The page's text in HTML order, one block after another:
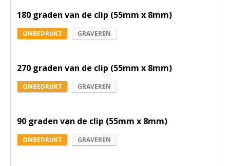
180 graden van de clip (55mm x 8mm)
ONBEDRUKT GRAVEREN
270 graden van de clip (55mm x 8mm)
ONBEDRUKT GRAVEREN
90 graden van de clip (55mm x 8mm)
ONBEDRUKT GRAVEREN